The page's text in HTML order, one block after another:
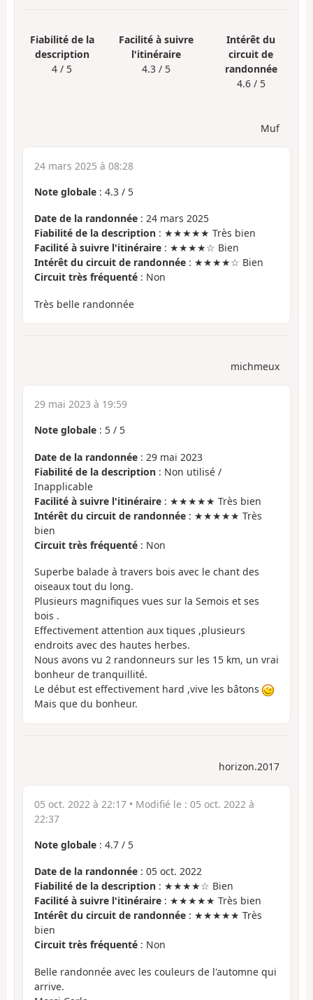
Fiabilité de la
description
4 / 5
Facilité à suivre
l'itinéraire
4.3 / 5
Intérêt du
circuit de
randonnée
4.6 / 5
Muf
24 mars 2025 à 08:28
Note globale : 4.3 / 5
Date de la randonnée : 24 mars 2025
Fiabilité de la description : ★★★★★ Très bien
Facilité à suivre l'itinéraire : ★★★★☆ Bien
Intérêt du circuit de randonnée : ★★★★☆ Bien
Circuit très fréquenté : Non
Très belle randonnée
michmeux
29 mai 2023 à 19:59
Note globale : 5 / 5
Date de la randonnée : 29 mai 2023
Fiabilité de la description : Non utilisé /
Inapplicable
Facilité à suivre l'itinéraire : ★★★★★ Très bien
Intérêt du circuit de randonnée : ★★★★★ Très
bien
Circuit très fréquenté : Non
Superbe balade à travers bois avec le chant des
oiseaux tout du long.
Plusieurs magnifiques vues sur la Semois et ses
bois .
Effectivement attention aux tiques ,plusieurs
endroits avec des hautes herbes.
Nous avons vu 2 randonneurs sur les 15 km, un vrai
bonheur de tranquillité.
Le début est effectivement hard ,vive les bâtons
Mais que du bonheur.
horizon.2017
05 oct. 2022 à 22:17 • Modifié le : 05 oct. 2022 à
22:37
Note globale : 4.7 / 5
Date de la randonnée : 05 oct. 2022
Fiabilité de la description : ★★★★☆ Bien
Facilité à suivre l'itinéraire : ★★★★★ Très bien
Intérêt du circuit de randonnée : ★★★★★ Très
bien
Circuit très fréquenté : Non
Belle randonnée avec les couleurs de l'automne qui
arrive.